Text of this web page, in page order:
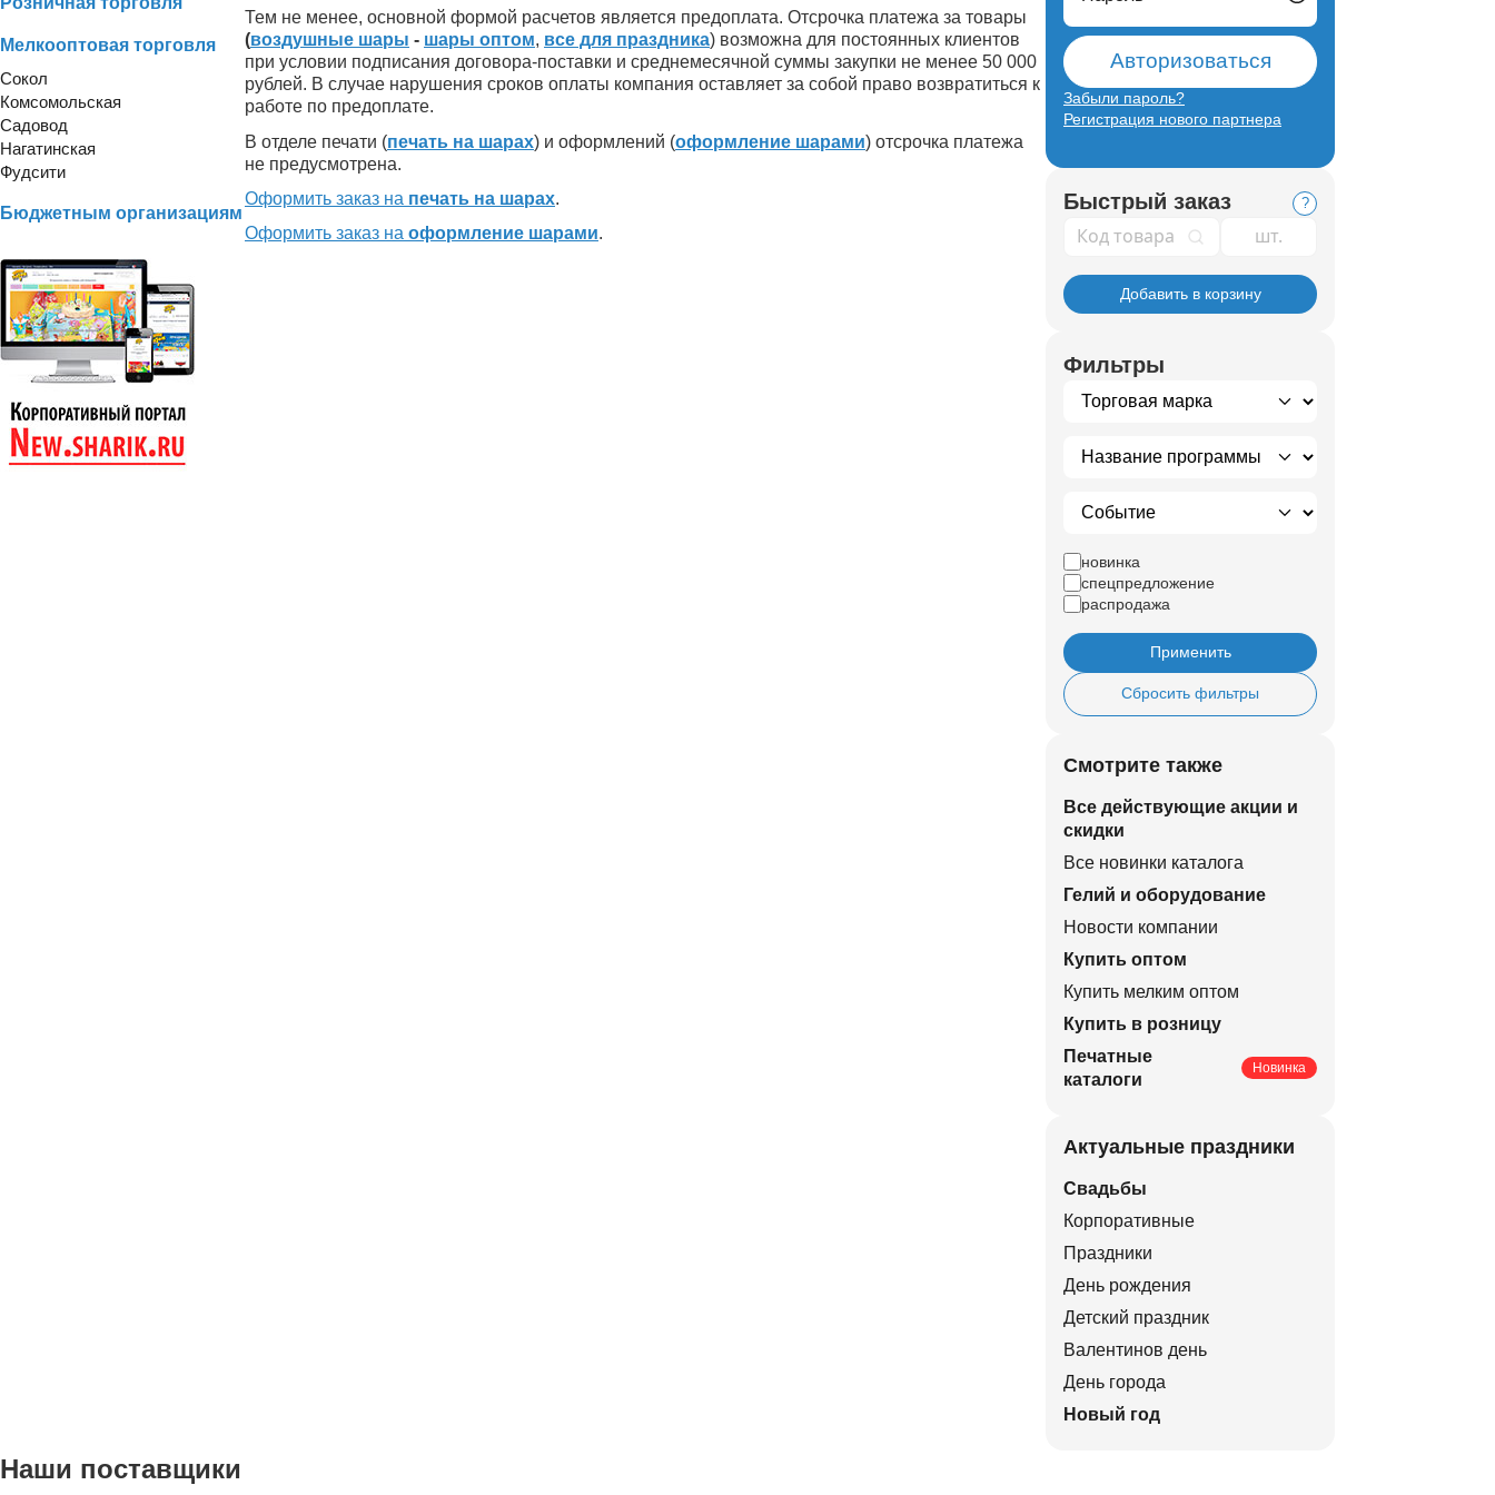
Мелкооптовая торговля
Сокол
Комсомольская
Садовод
Нагатинская
Фудсити
Бюджетным организациям
Тем не менее, основной формой расчетов является предоплата. Отсрочка платежа за товары
(воздушные шары - шары оптом, все для праздника) возможна для постоянных клиентов
при условии подписания договора-поставки и среднемесячной суммы закупки не менее 50 000
рублей. В случае нарушения сроков оплаты компания оставляет за собой право возвратиться к
работе по предоплате.
В отделе печати (печать на шарах) и оформлений (оформление шарами) отсрочка платежа
не предусмотрена.
Оформить заказ на печать на шарах.
Оформить заказ на оформление шарами.
Авторизоваться
Забыли пароль?
Регистрация нового партнера
Быстрый заказ ?
Код товара
Добавить в корзину
Фильтры
новинка
спецпредложение
распродажа
Применить
Сбросить фильтры
Смотрите также
Все действующие акции и
скидки
Все новинки каталога
Гелий и оборудование
Новости компании
Купить оптом
Купить мелким оптом
Купить в розницу
Печатные
каталоги
Новинка
Актуальные праздники
Свадьбы
Корпоративные
Праздники
День рождения
Детский праздник
Валентинов день
День города
Новый год
Наши поставщики